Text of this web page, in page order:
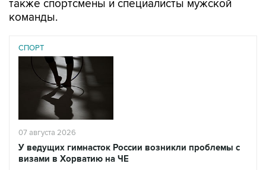
СПОРТ
07 августа 2026
У ведущих гимнасток России возникли проблемы с
визами в Хорватию на ЧЕ
Читать подробнее